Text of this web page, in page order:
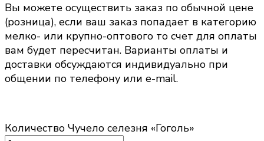
Вы можете осуществить заказ по обычной цене
(розница), если ваш заказ попадает в категорию
мелко- или крупно-оптового то счет для оплаты
вам будет пересчитан. Варианты оплаты и
доставки обсуждаются индивидуально при
общении по телефону или e-mail.
Количество Чучело селезня «Гоголь»